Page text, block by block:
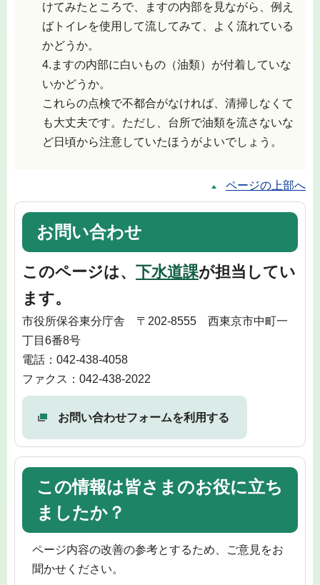
けてみたところで、ますの内部を見ながら、例え
ばトイレを使用して流してみて、よく流れている
かどうか。
4.ますの内部に白いもの（油類）が付着していな
いかどうか。
これらの点検で不都合がなければ、清掃しなくて
も大丈夫です。ただし、台所で油類を流さないな
ど日頃から注意していたほうがよいでしょう。
ページの上部へ
お問い合わせ
このページは、 下水道課が担当してい
ます。
市役所保谷東分庁舎 〒202-8555 西東京市中町一
丁目6番8号
電話：042-438-4058
ファクス：042-438-2022
お問い合わせフォームを利用する
この情報は皆さまのお役に立ち
ましたか？
ページ内容の改善の参考とするため、ご意見をお
聞かせください。